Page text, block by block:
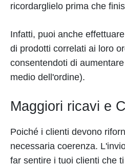
ricordarglielo prima che
Infatti, puoi anche
di prodotti correlati ai loro
consentendoti di
medio dell'ordine).
Maggiori ricavi e
Poiché i clienti devono
necessaria coerenza.
far sentire i tuoi clienti che